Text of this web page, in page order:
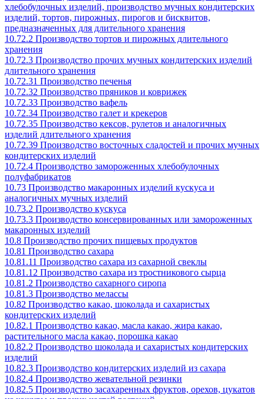
хлебобулочных изделий, производство мучных кондитерских
изделий, тортов, пирожных, пирогов и бисквитов,
предназначенных для длительного хранения
10.72.2 Производство тортов и пирожных длительного
хранения
10.72.3 Производство прочих мучных кондитерских изделий
длительного хранения
10.72.31 Производство печенья
10.72.32 Производство пряников и коврижек
10.72.33 Производство вафель
10.72.34 Производство галет и крекеров
10.72.35 Производство кексов, рулетов и аналогичных
изделий длительного хранения
10.72.39 Производство восточных сладостей и прочих мучных
кондитерских изделий
10.72.4 Производство замороженных хлебобулочных
полуфабрикатов
10.73 Производство макаронных изделий кускуса и
аналогичных мучных изделий
10.73.2 Производство кускуса
10.73.3 Производство консервированных или замороженных
макаронных изделий
10.8 Производство прочих пищевых продуктов
10.81 Производство сахара
10.81.11 Производство сахара из сахарной свеклы
10.81.12 Производство сахара из тростникового сырца
10.81.2 Производство сахарного сиропа
10.81.3 Производство мелассы
10.82 Производство какао, шоколада и сахаристых
кондитерских изделий
10.82.1 Производство какао, масла какао, жира какао,
растительного масла какао, порошка какао
10.82.2 Производство шоколада и сахаристых кондитерских
изделий
10.82.3 Производство кондитерских изделий из сахара
10.82.4 Производство жевательной резинки
10.82.5 Производство засахаренных фруктов, орехов, цукатов